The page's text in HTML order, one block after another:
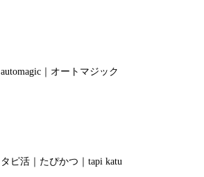
automagic｜オートマジック
タピ活｜たぴかつ｜tapi katu